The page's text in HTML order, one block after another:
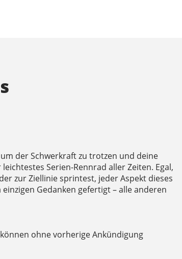
der Schwerkraft zu trotzen und deine
Serien-Rennrad aller Zeiten. Egal,
zur Ziellinie sprintest, jeder Aspekt dieses
Gedanken gefertigt – alle anderen
ohne vorherige Ankündigung